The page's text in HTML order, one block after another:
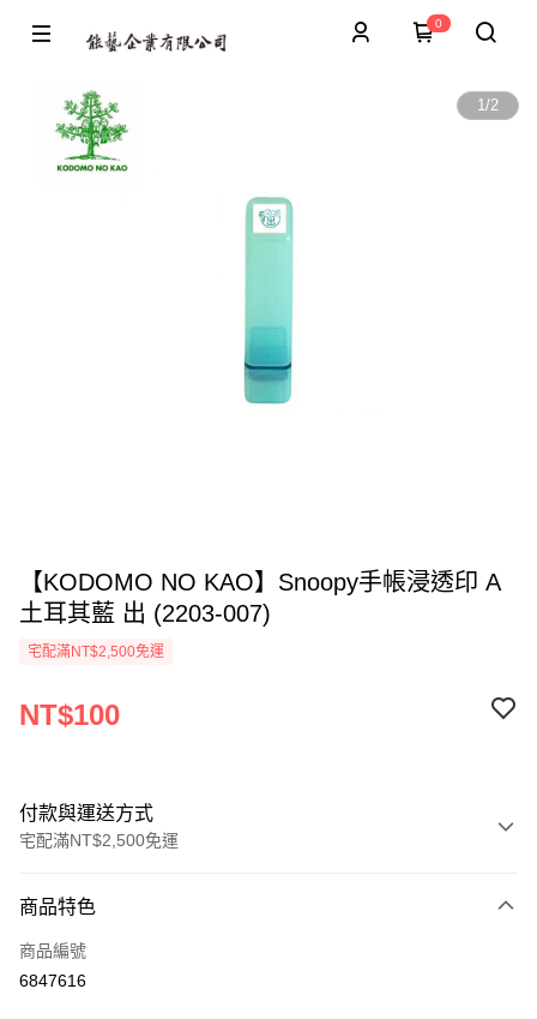
0
1/2
【KODOMO NO KAO】Snoopy手帳浸透印 A
土耳其藍 出 (2203-007)
宅配滿NT$2,500免運
NT$100
付款與運送方式
宅配滿NT$2,500免運
信用卡一次付款
Apple Pay
商品特色
商品編號
6847616